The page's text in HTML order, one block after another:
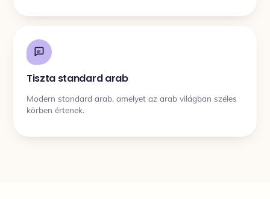
Tiszta standard arab
Modern standard arab, amelyet az arab világban széles
körben értenek.